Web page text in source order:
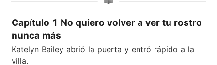
Capítulo 1 No quiero volver a ver tu rostro
nunca más
Katelyn Bailey abrió la puerta y entró rápido a la
villa.